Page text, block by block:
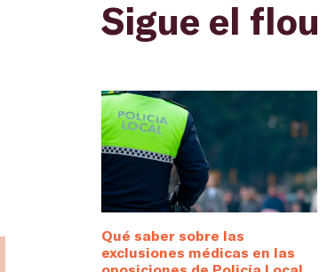
Sigue el flou
Qué saber sobre las
exclusiones médicas en las